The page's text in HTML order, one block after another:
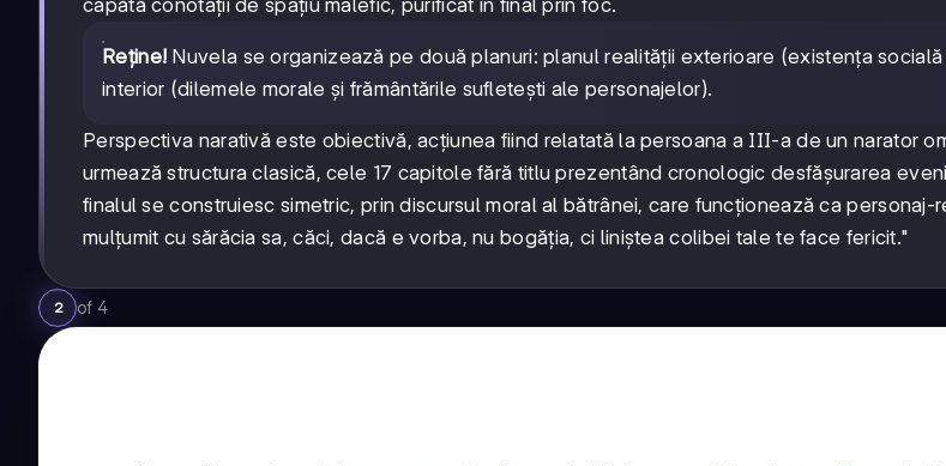
Reține! Nuvela se organizează pe două planuri: planul realității exterioare (existența
interior (dilemele morale și frământările sufletești ale personajelor).
Perspectiva narativă este obiectivă, acțiunea fiind relatată la persoana a III-a de un narator
urmează structura clasică, cele 17 capitole fără titlu prezentând cronologic desfășurarea
finalul se construiesc simetric, prin discursul moral al bătrânei, care funcționează ca personaj-
mulțumit cu sărăcia sa, căci, dacă e vorba, nu bogăția, ci liniștea colibei tale te face fericit."
2 of 4